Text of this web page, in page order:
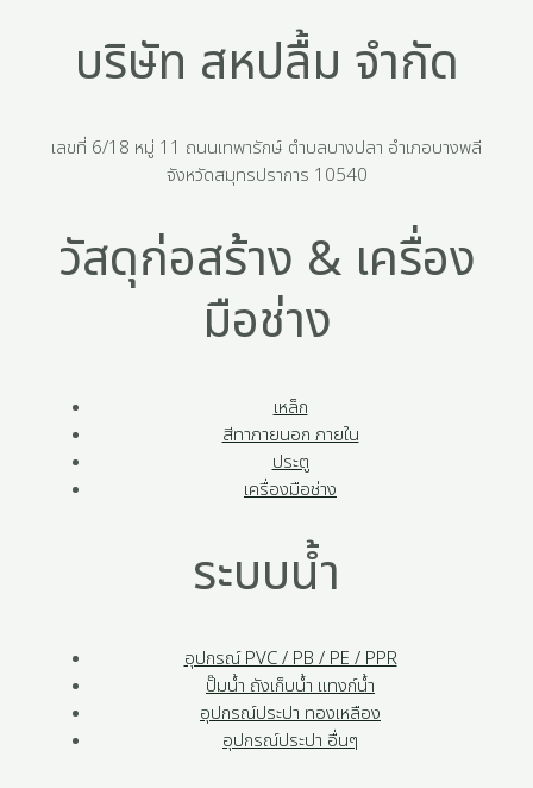
บริษัท สหปลื้ม จำกัด
เลขที่ 6/18 หมู่ 11 ถนนเทพารักษ์ ตำบลบางปลา อำเภอบางพลี
จังหวัดสมุทรปราการ 10540
วัสดุก่อสร้าง & เครื่อง
มือช่าง
เหล็ก
สีทาภายนอก ภายใน
ประตู
เครื่องมือช่าง
ระบบน้ำ
อุปกรณ์ PVC / PB / PE / PPR
ปั๊มน้ำ ถังเก็บน้ำ แทงก์น้ำ
อุปกรณ์ประปา ทองเหลือง
อุปกรณ์ประปา อื่นๆ